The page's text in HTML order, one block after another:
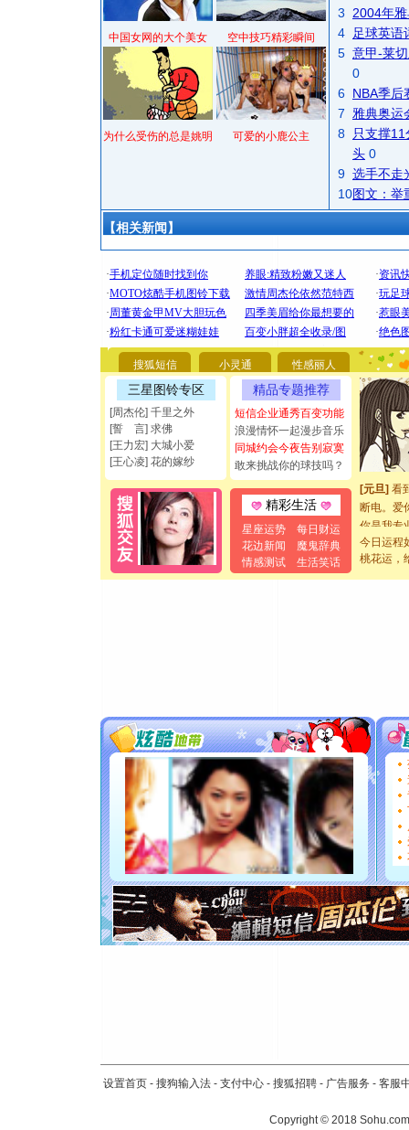
中国女网的大个美女 空中技巧精彩瞬间
为什么受伤的总是姚明 可爱的小鹿公主
3
2004年
4
足球英语
5 意甲-莱
0
6 NBA季后
7
雅典奥运
8
只支撑
头 0
9 选手不走
10图文：举
【相关新闻】
搜狐短信 小灵通 性感丽人
三星图铃专区
[周杰伦] 千里之外
[誓 言] 求佛
[王力宏] 大城小爱
[王心凌] 花的嫁纱
精品专题推荐
短信企业通秀百变功能
浪漫情怀一起漫步音乐
同城约会今夜告别寂寞
敢来挑战你的球技吗？
精彩生活
星座运势
每日财运
花边新闻
魔鬼辞典
情感测试
生活笑话
[圣诞节]
你太多，
要平安！
[圣诞节]
能正大光
都要快乐
[圣诞节]
如意,快
[元旦] 看
断电。爱
你是我专
[元旦]如
起；二是
片叶子是
送你一
[圣诞节]
你太多
要平安
[圣诞节]
能正大
都要快乐
[圣诞节]
如意,快
[元旦]看
断电。爱
你是我专
[春节]风
颜！冬去
[春节]传
今日运程
桃花运，
设置首页 - 搜狗输入法 - 支付中心 - 搜狐招聘 - 广告服务 - 客服
Copyright ©2018